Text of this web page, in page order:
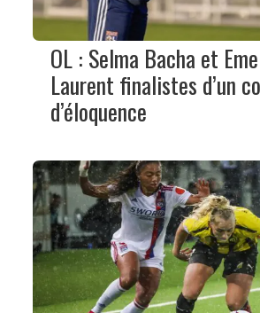
OL : Selma Bacha et
Laurent finalistes d’un
d’éloquence